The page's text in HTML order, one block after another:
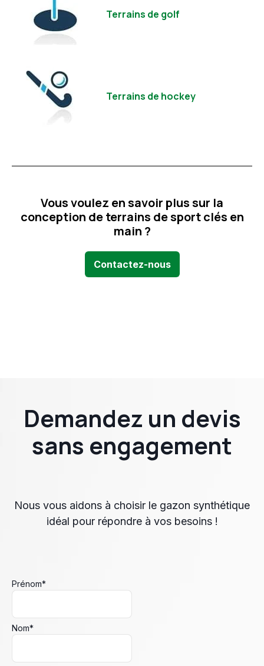
Terrains de golf
Terrains de hockey
Vous voulez en savoir plus sur la
conception de terrains de sport clés en
main ?
Contactez-nous
Demandez un devis
sans engagement
Nous vous aidons à choisir le gazon synthétique
idéal pour répondre à vos besoins !
Prénom*
Nom*